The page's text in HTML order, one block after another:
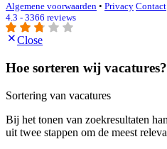
Algemene voorwaarden • Privacy Contact
4.3 - 3366 reviews
Close
Hoe sorteren wij vacatures?
Sortering van vacatures
Bij het tonen van zoekresultaten
uit twee stappen om de meest